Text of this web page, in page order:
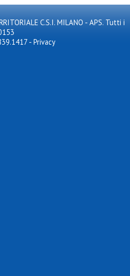
C.S.I. MILANO - APS. Tutti i
- Privacy